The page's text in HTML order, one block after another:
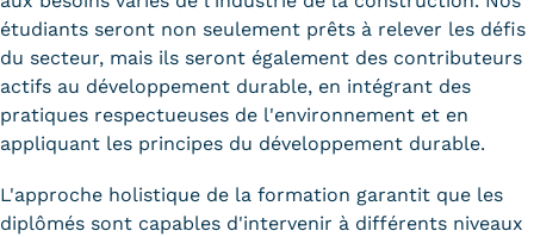
Être enseignant au Cnam
Infos partenaires
Liste des partenaires
Kits communications Cnam
étudiants seront non seulement prêts à relever les défis
du secteur, mais ils seront également des contributeurs
actifs au développement durable, en intégrant des
pratiques respectueuses de l'environnement et en
appliquant les principes du développement durable.
L'approche holistique de la formation garantit que les
diplômés sont capables d'intervenir à différents niveaux